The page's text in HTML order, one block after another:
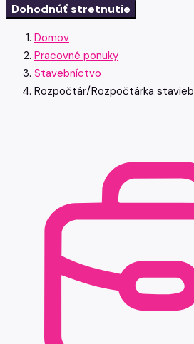
Dohodnúť stretnutie
Domov
Pracovné ponuky
Stavebníctvo
Rozpočtár/Rozpočtárka stavieb